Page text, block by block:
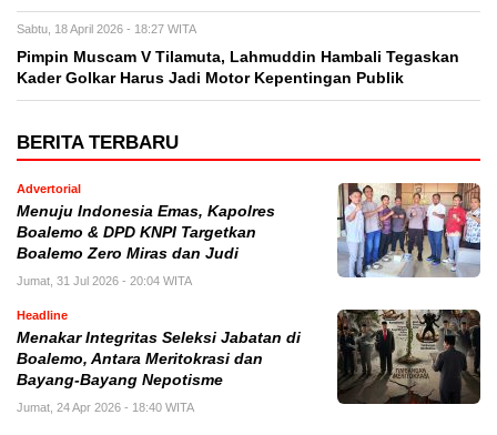
Sabtu, 18 April 2026 - 18:27 WITA
Pimpin Muscam V Tilamuta, Lahmuddin Hambali Tegaskan
Kader Golkar Harus Jadi Motor Kepentingan Publik
BERITA TERBARU
Advertorial
Menuju Indonesia Emas, Kapolres
Boalemo & DPD KNPI Targetkan
Boalemo Zero Miras dan Judi
Jumat, 31 Jul 2026 - 20:04 WITA
Headline
Menakar Integritas Seleksi Jabatan di
Boalemo, Antara Meritokrasi dan
Bayang-Bayang Nepotisme
Jumat, 24 Apr 2026 - 18:40 WITA